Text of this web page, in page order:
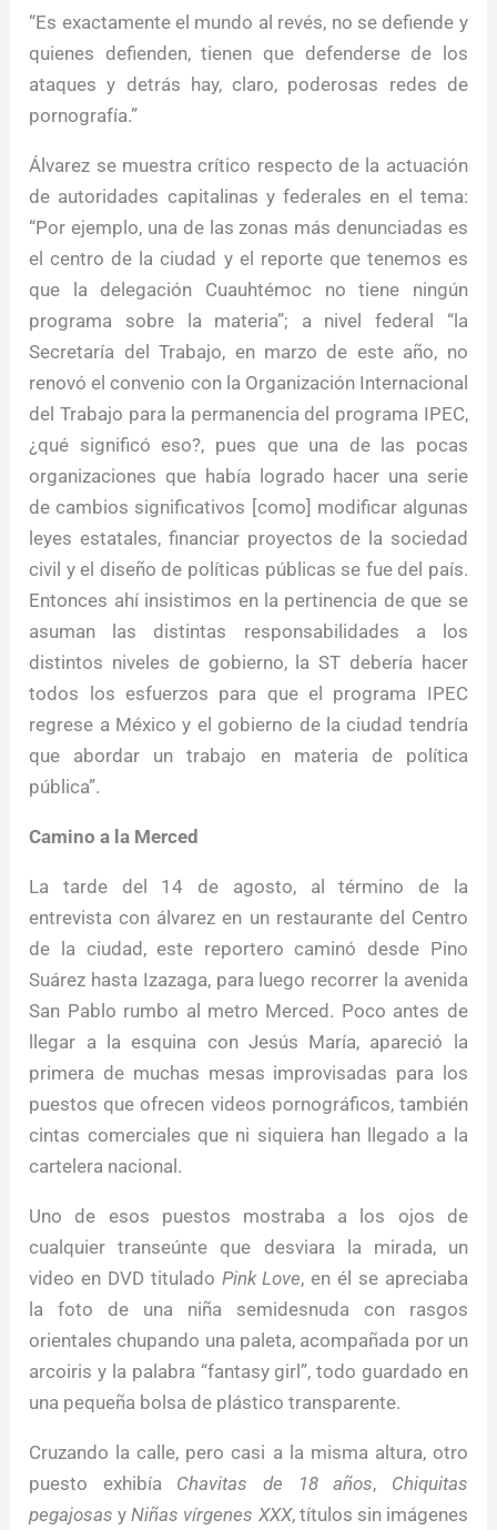
“Es exactamente el mundo al revés, no se defiende y
quienes defienden, tienen que defenderse de los
ataques y detrás hay, claro, poderosas redes de
pornografía.”
Álvarez se muestra crítico respecto de la actuación
de autoridades capitalinas y federales en el tema:
“Por ejemplo, una de las zonas más denunciadas es
el centro de la ciudad y el reporte que tenemos es
que la delegación Cuauhtémoc no tiene ningún
programa sobre la materia”; a nivel federal “la
Secretaría del Trabajo, en marzo de este año, no
renovó el convenio con la Organización Internacional
del Trabajo para la permanencia del programa IPEC,
¿qué significó eso?, pues que una de las pocas
organizaciones que había logrado hacer una serie
de cambios significativos [como] modificar algunas
leyes estatales, financiar proyectos de la sociedad
civil y el diseño de políticas públicas se fue del país.
Entonces ahí insistimos en la pertinencia de que se
asuman las distintas responsabilidades a los
distintos niveles de gobierno, la ST debería hacer
todos los esfuerzos para que el programa IPEC
regrese a México y el gobierno de la ciudad tendría
que abordar un trabajo en materia de política
pública”.
Camino a la Merced
La tarde del 14 de agosto, al término de la
entrevista con álvarez en un restaurante del Centro
de la ciudad, este reportero caminó desde Pino
Suárez hasta Izazaga, para luego recorrer la avenida
San Pablo rumbo al metro Merced. Poco antes de
llegar a la esquina con Jesús María, apareció la
primera de muchas mesas improvisadas para los
puestos que ofrecen videos pornográficos, también
cintas comerciales que ni siquiera han llegado a la
cartelera nacional.
Uno de esos puestos mostraba a los ojos de
cualquier transeúnte que desviara la mirada, un
video en DVD titulado Pink Love, en él se apreciaba
la foto de una niña semidesnuda con rasgos
orientales chupando una paleta, acompañada por un
arcoiris y la palabra “fantasy girl”, todo guardado en
una pequeña bolsa de plástico transparente.
Cruzando la calle, pero casi a la misma altura, otro
puesto exhibía Chavitas de 18 años, Chiquitas
pegajosas yNiñas vírgenes XXX, títulos sin imágenes